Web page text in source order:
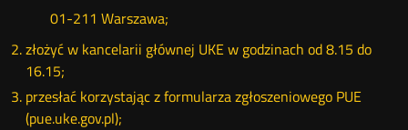
01-211 Warszawa;
złożyć w kancelarii głównej UKE w godzinach od 8.15 do
16.15;
przesłać korzystając z formularza zgłoszeniowego PUE
(pue.uke.gov.pl);